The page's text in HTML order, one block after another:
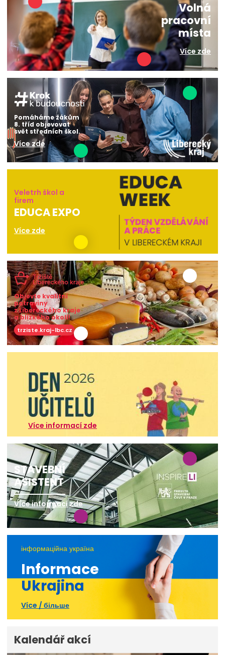
Volná
pracovní
místa
Více zde
Pomáháme žákům
8. tříd objevovat
svět středních škol.
Více zde
Veletrh škol a
firem
EDUCA EXPO
Více zde
Objevte kvalitní
potraviny
z Libereckého kraje
a blízkého okolí!
trziste.kraj-lbc.cz
Více informací zde
STAVEBNÍ
ASISTENT
Více informací zde
інформаційна україна
Informace
Ukrajina
Více / більше
Kalendář akcí